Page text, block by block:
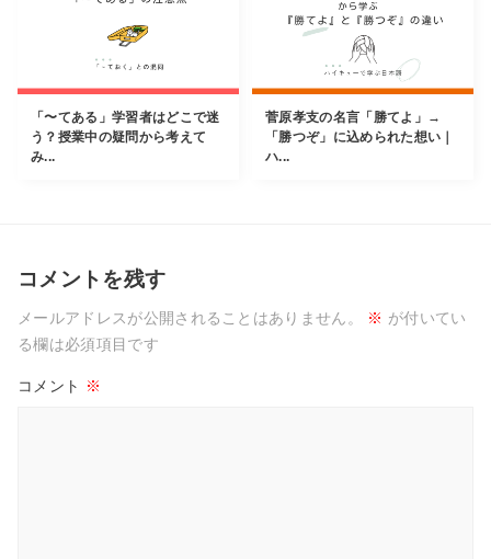
「〜てある」学習者はどこで迷
う？授業中の疑問から考えて
み...
菅原孝支の名言「勝てよ」→
「勝つぞ」に込められた想い｜
ハ...
コメントを残す
メールアドレスが公開されることはありません。 ※ が付いてい
る欄は必須項目です
コメント ※